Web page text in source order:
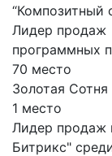
“Композитный
Лидер продаж
программных
70 место
Золотая
1 место
Лидер продаж
Битрикс"